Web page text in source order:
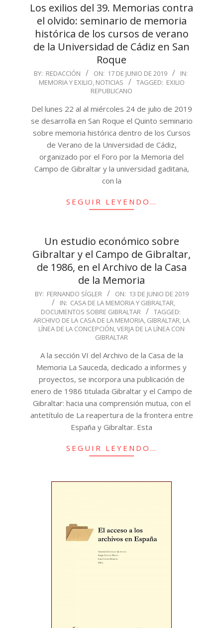
Los exilios del 39. Memorias contra
el olvido: seminario de memoria
histórica de los cursos de verano
de la Universidad de Cádiz en San
Roque
2019-
06-
BY: REDACCIÓN ON: 17 DE JUNIO DE 2019
IN:
MEMORIA Y EXILIO, NOTICIAS TAGGED: EXILIO
REPUBLICANO
Del lunes 22 al al miércoles 24 de julio de 2019
se desarrolla en San Roque el Quinto seminario
sobre memoria histórica dentro de los Cursos
de Verano de la Universidad de Cádiz,
organizado por el Foro por la Memoria del
Campo de Gibraltar y la universidad gaditana,
con la
SEGUIR LEYENDO…
Un estudio económico sobre
Gibraltar y el Campo de Gibraltar,
de 1986, en el Archivo de la Casa
de la Memoria
2019-
13
BY: FERNANDO SÍGLER ON: 13 DE JUNIO DE 2019
IN: CASA DE LA MEMORIA Y GIBRALTAR,
DOCUMENTOS SOBRE GIBRALTAR
TAGGED:
ARCHIVO DE LA CASA DE LA MEMORIA, GIBRALTAR, LA
LÍNEA DE LA CONCEPCIÓN,VERJA DE LA LÍNEA CON
GIBRALTAR
A la sección VI del Archivo de la Casa de la
Memoria La Sauceda, dedicado a informes y
proyectos, se incorpora una publicación de
enero de 1986 titulada Gibraltar y el Campo de
Gibraltar: hacia una comprensión mutua, con el
antetítulo de La reapertura de la frontera entre
España y Gibraltar. Esta
SEGUIR LEYENDO…